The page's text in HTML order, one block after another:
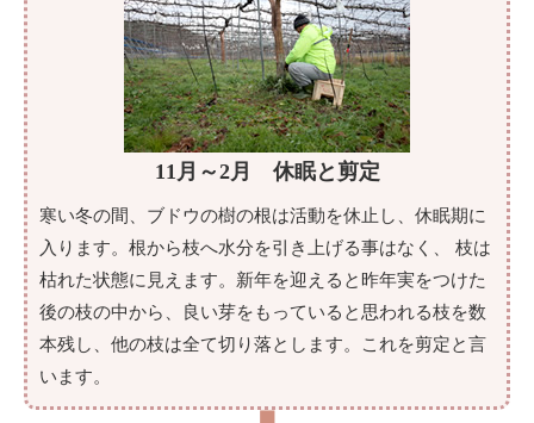
11月～2月 休眠と剪定
寒い冬の間、ブドウの樹の根は活動を休止し、休眠期に
入ります。根から枝へ水分を引き上げる事はなく、 枝は
枯れた状態に見えます。新年を迎えると昨年実をつけた
後の枝の中から、良い芽をもっていると思われる枝を数
本残し、他の枝は全て切り落とします。これを剪定と言
います。